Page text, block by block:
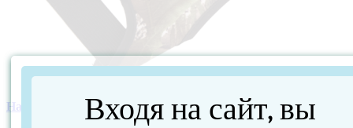
Напальчник BY-3301310 руб.
Входя на сайт, вы